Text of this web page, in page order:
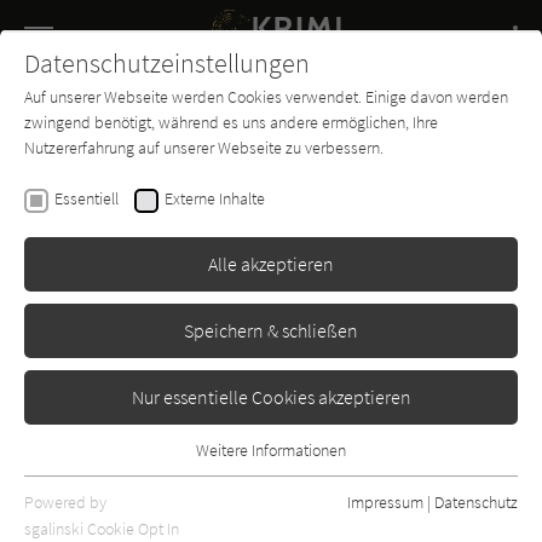
SUCHE
Buch-
Entdecker
Forum Charts
Hansjörg Schneider
Hunkeler und die Augen des
Diogenes
Datenschutzeinstellungen
Auf unserer Webseite werden Cookies verwendet. Einige davon werden
zwingend benötigt, während es uns andere ermöglichen, Ihre
Nutzererfahrung auf unserer Webseite zu verbessern.
Essentiell Externe Inhalte
Alle akzeptieren
Speichern & schließen
Nur essentielle Cookies akzeptieren
Essentielle Cookies werden für grundlegende Funktionen der
Webseite benötigt. Dadurch ist gewährleistet, dass die Webseite
Weitere Informationen
Powered by
sgalinski Cookie Opt In
Impressum | Datenschutz